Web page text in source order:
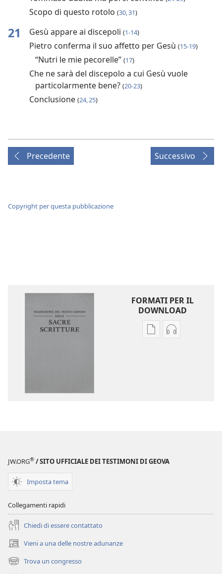
Scopo di questo rotolo (30, 31)
21 Gesù appare ai discepoli (1-14)
Pietro conferma il suo affetto per Gesù (15-19)
“Nutri le mie pecorelle” (17)
Che ne sarà del discepolo a cui Gesù vuole
particolarmente bene? (20-23)
Conclusione (24, 25)
Precedente Successivo
Copyright per questa pubblicazione
FORMATI PER IL
DOWNLOAD
Opzioni
Sacre
Opzioni
JW.ORG® / SITO UFFICIALE DEI TESTIMONI DI GEOVA
Imposta tema
Collegamenti rapidi
Chiedi di essere contattato
Vieni a una delle nostre adunanze
(apre
una
nuova
Trova un congresso
(apre